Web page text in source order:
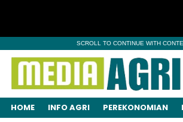
SCROLL TO CONTINUE WITH
HOME INFO AGRI PEREKONOMIAN